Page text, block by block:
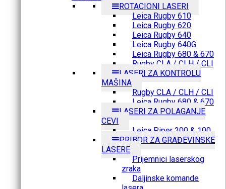
ROTACIONI LASERI
Leica Rugby 610
Leica Rugby 620
Leica Rugby 640
Leica Rugby 640G
Leica Rugby 680 & 670
Rugby CLA / CLH / CLI
LASERI ZA KONTROLU
MAŠINA
Rugby CLA / CLH / CLI
Leica Rugby 680 & 670
LASERI ZA POLAGANJE
CEVI
Leica Piper 200 & 100
PRIBOR ZA GRAĐEVINSKE
LASERE
Prijemnici laserskog
zraka
Daljinske komande